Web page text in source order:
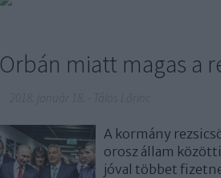
Orbán miatt magas a
A kormány
orosz állam
jóval többet